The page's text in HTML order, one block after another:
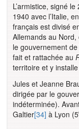
L’armistice, signé
1940 avec l’Italie,
français est divisé
Allemands au
le gouvernement de
fait et rattachée au
territoire et y
Jules et Jeanne
dirigée par le
indéterminée).
Galtier[34] à Lyon (5